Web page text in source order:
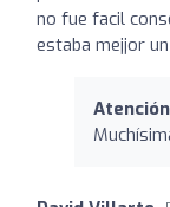
no fue facil
estaba mejjor